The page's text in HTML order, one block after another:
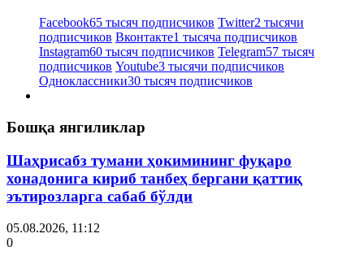
Facebook65 тысяч подписчиков Twitter2 тысячи
подписчиков Вконтакте1 тысяча подписчиков
Instagram60 тысяч подписчиков Telegram57 тысяч
подписчиков Youtube3 тысячи подписчиков
Одноклассники30 тысяч подписчиков
Бошқа янгиликлар
Шаҳрисабз тумани ҳокимининг фуқаро
хонадонига кириб танбеҳ бергани қаттиқ
эътирозларга сабаб бўлди
05.08.2026, 11:12
0